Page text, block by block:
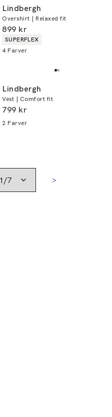
Lindbergh
Overshirt | Relaxed fit
I alt (inkl. rabat)
899 kr
Produkt egenskaber
SUPERFLEX
4 Farver
Lindbergh
Vest | Comfort fit
I alt (inkl. rabat)
799 kr
2 Farver